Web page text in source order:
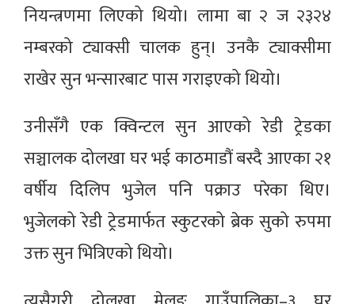
नियन्त्रणमा लिएको थियो। लामा बा २ ज २३२४
नम्बरको ट्याक्सी चालक हुन्। उनकै ट्याक्सीमा
राखेर सुन भन्सारबाट पास गराइएको थियो।
उनीसँगै एक क्विन्टल सुन आएको रेडी ट्रेडका
सञ्चालक दोलखा घर भई काठमाडौं बस्दै आएका २१
वर्षीय दिलिप भुजेल पनि पक्राउ परेका थिए।
भुजेलको रेडी ट्रेडमार्फत स्कुटरको ब्रेक सुको रुपमा
उक्त सुन भित्रिएको थियो।